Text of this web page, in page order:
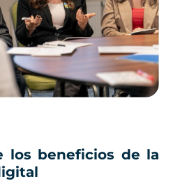
los beneficios de la